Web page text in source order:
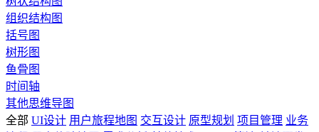
组织结构图
括号图
树形图
鱼骨图
时间轴
其他思维导图
全部 UI设计 用户旅程地图 交互设计 原型规划 项目管理 业务